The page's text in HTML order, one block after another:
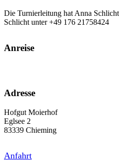
Die Turnierleitung hat Anna
Schlicht unter +49 176 21758424
Anreise
Adresse
Hofgut Moierhof
Eglsee 2
83339 Chieming
Anfahrt